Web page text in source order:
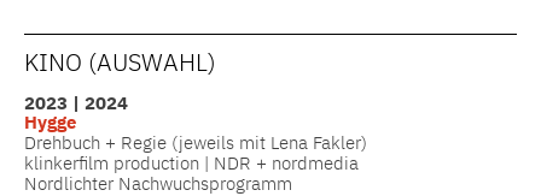
KINO (AUSWAHL)
2023 | 2024
Hygge
Drehbuch + Regie (jeweils mit Lena Fakler)
klinkerfilm production | NDR + nordmedia
Nordlichter Nachwuchsprogramm